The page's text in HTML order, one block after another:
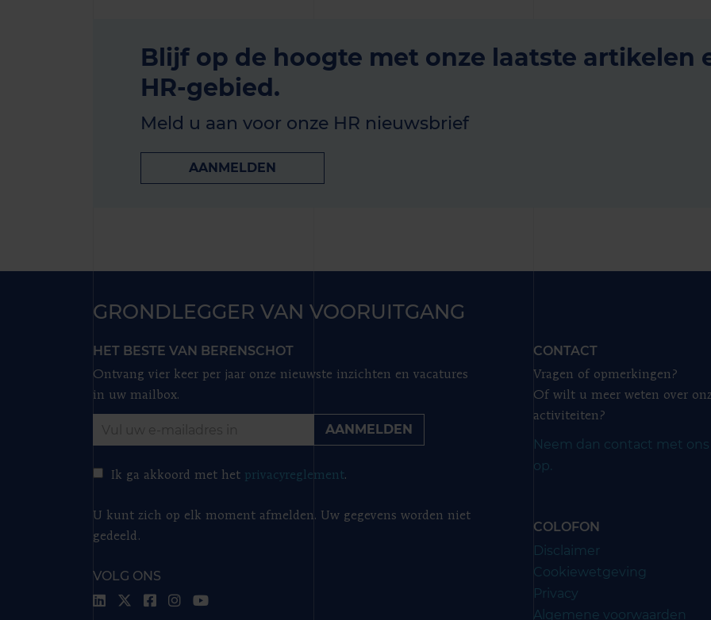
Blijf op de hoogte met onze laatste artikelen
HR-gebied.
Meld u aan voor onze HR nieuwsbrief
AANMELDEN
GRONDLEGGER VAN VOORUITGANG
HET BESTE VAN BERENSCHOT
Ontvang vier keer per jaar onze nieuwste inzichten en vacatures
in uw mailbox.
AANMELDEN
Ik ga akkoord met het privacyreglement.
U kunt zich op elk moment afmelden. Uw gegevens worden niet
gedeeld.
VOLG ONS
CONTACT
Vragen of opmerkingen?
Of wilt u meer weten over
activiteiten?
Neem dan contact met ons
op.
COLOFON
Disclaimer
Cookiewetgeving
Privacy
Algemene voorwaarden